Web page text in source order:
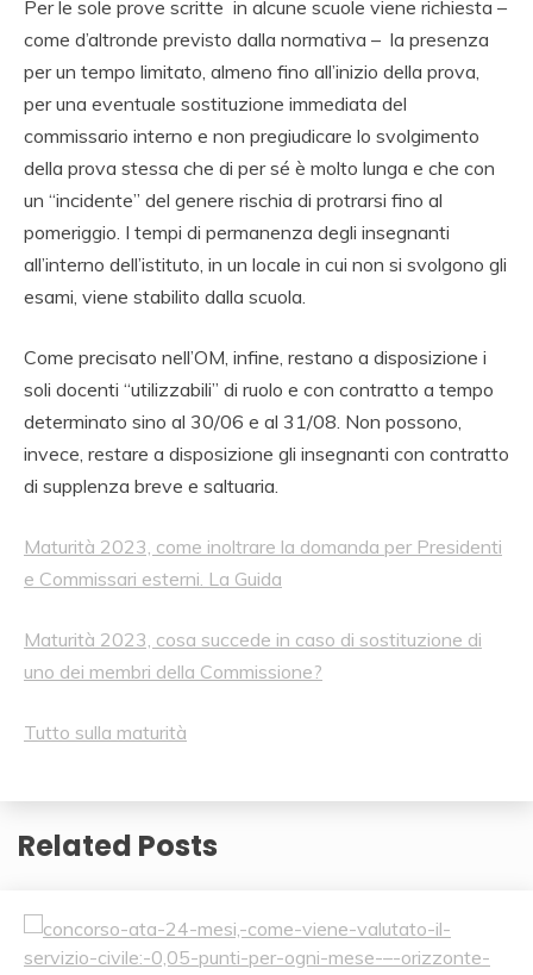
Per le sole prove scritte in alcune scuole viene richiesta –
come d’altronde previsto dalla normativa – la presenza
per un tempo limitato, almeno fino all’inizio della prova,
per una eventuale sostituzione immediata del
commissario interno e non pregiudicare lo svolgimento
della prova stessa che di per sé è molto lunga e che con
un “incidente” del genere rischia di protrarsi fino al
pomeriggio. I tempi di permanenza degli insegnanti
all’interno dell’istituto, in un locale in cui non si svolgono gli
esami, viene stabilito dalla scuola.
Come precisato nell’OM, infine, restano a disposizione i
soli docenti “utilizzabili” di ruolo e con contratto a tempo
determinato sino al 30/06 e al 31/08. Non possono,
invece, restare a disposizione gli insegnanti con contratto
di supplenza breve e saltuaria.
Maturità 2023, come inoltrare la domanda per Presidenti
e Commissari esterni. La Guida
Maturità 2023, cosa succede in caso di sostituzione di
uno dei membri della Commissione?
Tutto sulla maturità
Related Posts